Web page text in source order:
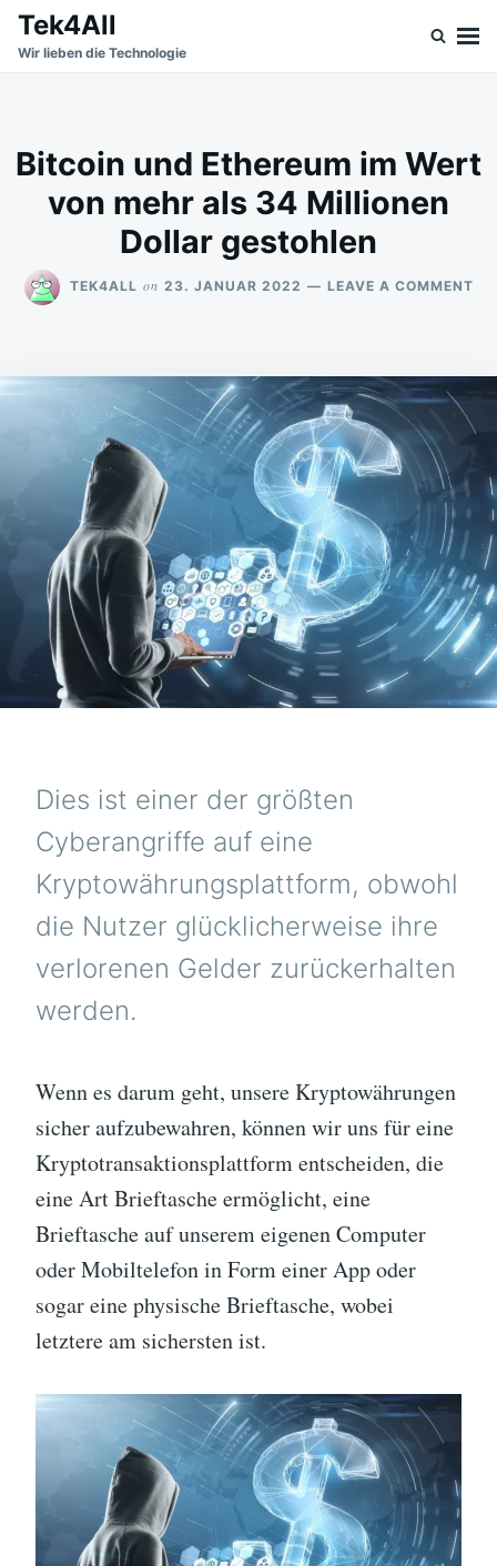
SkipSearch
for:
Tek4All
Wir lieben die Technologie
Bitcoin und Ethereum im Wert
von mehr als 34 Millionen
Dollar gestohlen
TEK4ALL on 23. JANUAR 2022 LEAVE A COMMENTON
Dies ist einer der größten
Cyberangriffe auf eine
Kryptowährungsplattform, obwohl
die Nutzer glücklicherweise ihre
verlorenen Gelder zurückerhalten
werden.
Wenn es darum geht, unsere Kryptowährungen
sicher aufzubewahren, können wir uns für eine
Kryptotransaktionsplattform entscheiden, die
eine Art Brieftasche ermöglicht, eine
Brieftasche auf unserem eigenen Computer
oder Mobiltelefon in Form einer App oder
sogar eine physische Brieftasche, wobei
letztere am sichersten ist.